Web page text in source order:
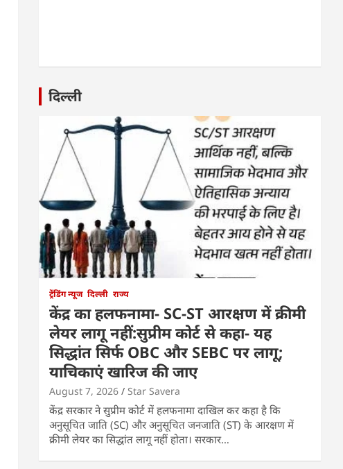
दिल्ली
ट्रेंडिंग न्यूज दिल्ली राज्य
केंद्र का हलफनामा- SC-ST आरक्षण में क्रीमी
लेयर लागू नहीं:सुप्रीम कोर्ट से कहा- यह
सिद्धांत सिर्फ OBC और SEBC पर लागू;
याचिकाएं खारिज की जाए
August 7, 2026 Star Savera
केंद्र सरकार ने सुप्रीम कोर्ट में हलफनामा दाखिल कर कहा है कि
अनुसूचित जाति (SC) और अनुसूचित जनजाति (ST) के आरक्षण में
क्रीमी लेयर का सिद्धांत लागू नहीं होता। सरकार…